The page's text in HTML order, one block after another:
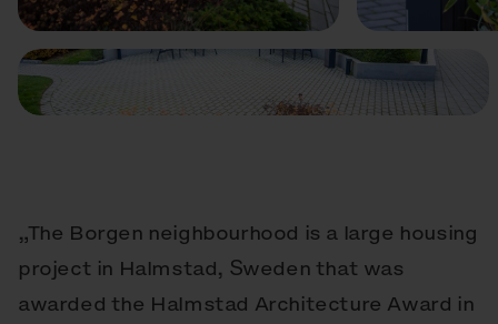
„The Borgen neighbourhood is a large housing
project in Halmstad, Sweden that was
awarded the Halmstad Architecture Award in